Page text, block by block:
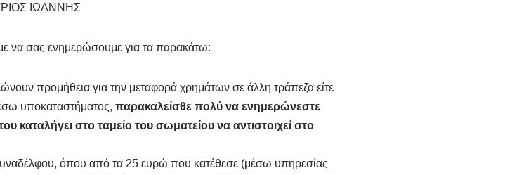
ΙΩΑΝΝΗΣ
να σας ενημερώσουμε για τα παρακάτω:
προμήθεια για την μεταφορά χρημάτων σε άλλη τράπεζα είτε
υποκαταστήματος, παρακαλείσθε πολύ να ενημερώνεστε
καταλήγει στο ταμείο του σωματείου να αντιστοιχεί στο
όπου από τα 25 ευρώ που κατέθεσε (μέσω υπηρεσίας